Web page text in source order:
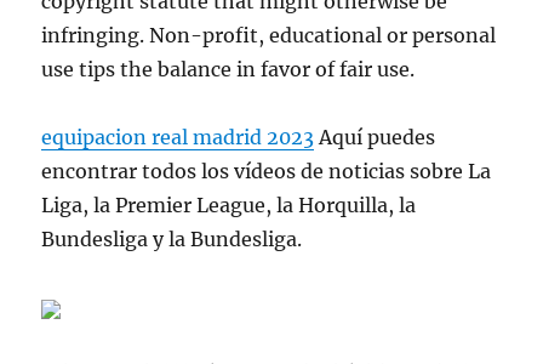
infringing. Non-profit, educational or personal
use tips the balance in favor of fair use.
equipacion real madrid 2023Aquí puedes
encontrar todos los vídeos de noticias sobre La
Liga, la Premier League, la Horquilla, la
Bundesliga y la Bundesliga.